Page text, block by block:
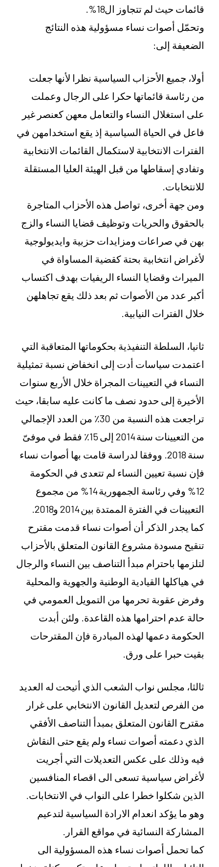
قائمات حيث لم تتجاوز ال18%.
وتحمّل أصوات نساء مسؤولية هذه النتائج
الضعيفة إلى:
أولا، جميع الأحزاب السياسية نظرا لأنها جعلت
من رئاسة قائماتها حكرا على الرجال وعملت
على استغلال النساء والتعامل معهن كعنصر غير
فاعل في الحياة السياسية إذ يقع استخدامهن في
الفترات الانتخابية لاستكمال القائمات الانتخابية
وتفادي إسقاطها من قبل الهيئة العليا المستقلة
للانتخابات.
ومن جهة أخرى، تواصل هذه الأحزاب المتاجرة
بالحقوق والحريات وتوظيف قضايا النساء والزج
بهن في صراعات ومزايدات حزبية وايديولوجية
لأغراض انتخابية بحتة كقضية المساواة في
الميراث وقضايا النساء الريفيات بهدف اكتساب
أكبر عدد من الأصوات ثم بعد ذلك يقع تجاهلهن
خلال الفترات النيابية.
ثانيا، السلطة التنفيذية بحكوماتها المتعاقبة التي
اعتمدت سياسات أدت إلى انخفاض نسبة تمثيلية
النساء في التعيينات المجراة خلال الأربع سنوات
الأخيرة إلى حدود نصف ما كانت عليه سابقا، حيث
تراجعت هذه النسبة من 30٪ من العدد الإجمالي
من التعيينات سنة 2014 إلى 15٪ فقط في موفىّ
سنة 2018. ووفقا لدراسة قامت بها أصوات نساء
فإن نسبة تعيين النساء لم تتعدى في الحكومة
12% وفي رئاسة الجمهورية 14% من مجموع
التعيينات في الفترة الممتدة بين 2014 و2018.
كما يجدر الذكر أن أصوات نساء قدمت مقترح
تنقيح مسودة مشروع القانون المتعلق بالأحزاب
لتلزمها باحترام مبدأ التناصف بين النساء والرجال
في هياكلها القيادية الوطنية والجهوية والمحلية
وفرض عقوبة تحرمها من التمويل العمومي في
حالة عدم احترامها هذه القاعدة. ولئن أبدت
الحكومة دعمها لهذه المبادرة فإن المقترحات
بقيت حبرا على ورق.
ثالثا، مجلس نواب الشعب الذي أتيحت له العديد
من الفرص لتعديل القانون الانتخابي على غرار
مقترح القانون المتعلق بمبدأ التناصف الأفقي
الذي دعمته أصوات نساء ولم يقع حتى النقاش
فيه وذلك على عكس التعديلات التي أجريت
لأغراض سياسية تسعى الى اقصاء المنافسين
الذين شكلوا خطرا على النواب في الانتخابات.
وهو ما يؤكد انعدام الارادة السياسية لتدعيم
المشاركة النسائية في مواقع القرار.
كما تحمل أصوات نساء هذه المسؤولية الى